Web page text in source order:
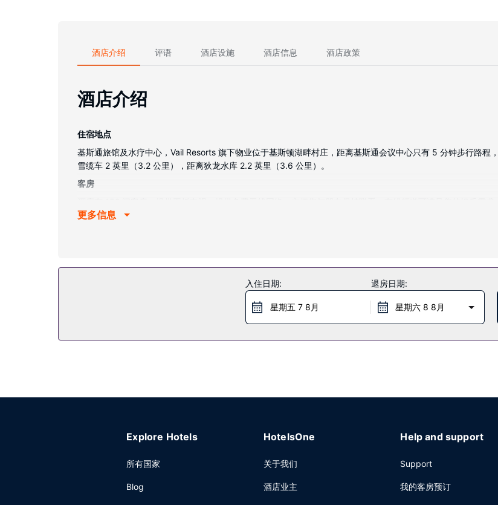
酒店介绍 评语 酒店设施 酒店信息 酒店政策
酒店介绍
住宿地点
基斯通旅馆及水疗中心，Vail Resorts 旗下物业位于基斯顿湖畔村庄，距离基斯通会议中心只有 5 分钟步行路
雪缆车 2 英里（3.2 公里），距离狄龙水库 2.2 英里（3.6 公里）。
客房
利设施包括保险箱和书桌；而且按要求提供提供客房服务。
酒店设有多家餐饮设施，包括 2 间餐厅和咖啡馆。您可以选择在Bighorn Bistro & Bar简单吃一点。在忙碌的一天
更多信息
入住日期:
星期五 7 8月
退房日期:
星期六 8 8月
Explore Hotels
所有国家
Blog
HotelsOne
关于我们
酒店业主
Help and support
Support
我的客房预订